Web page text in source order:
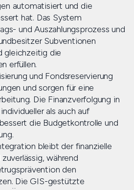
automatisiert und die
hat. Das System
und Auszahlungsprozess und
Subventionen
gleichzeitig die
erfüllen.
und Fondsreservierung
und sorgen für eine
Die Finanzverfolgung in
als auch auf
die Budgetkontrolle und
bleibt der finanzielle
während
den
Die GIS-gestützte